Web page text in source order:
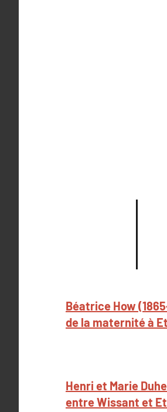
Béatrice How
de la maternité à
Henri et Marie
entre Wissant et